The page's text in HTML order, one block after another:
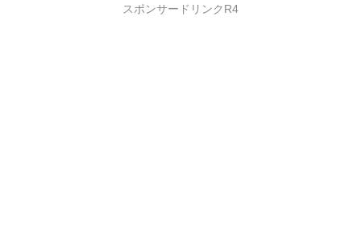
スポンサードリンクR4